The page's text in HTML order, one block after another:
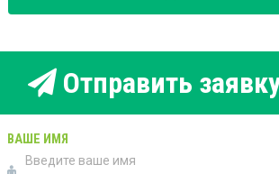
Отправить
ВАШЕ ИМЯ